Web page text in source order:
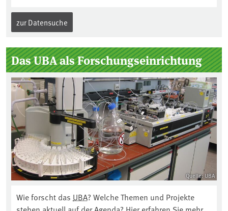
zur Datensuche
Das UBA als Forschungseinrichtung
Quelle: UBA
Wie forscht das UBA? Welche Themen und Projekte